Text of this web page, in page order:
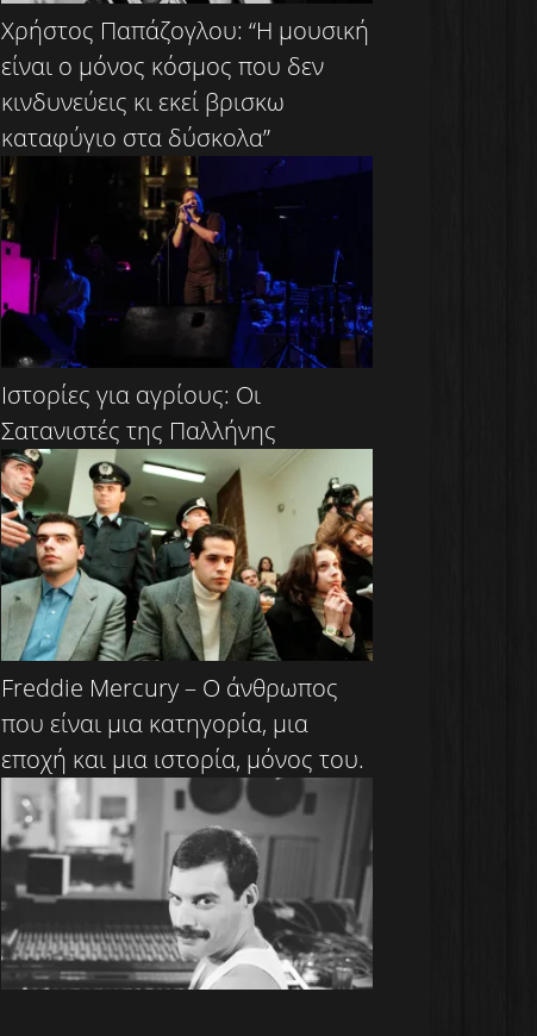
Χρήστος Παπάζογλου: “Η μουσική
είναι ο μόνος κόσμος που δεν
κινδυνεύεις κι εκεί βρισκω
καταφύγιο στα δύσκολα”
Ιστορίες για αγρίους: Οι
Σατανιστές της Παλλήνης
Freddie Mercury – Ο άνθρωπος
που είναι μια κατηγορία, μια
εποχή και μια ιστορία, μόνος του.